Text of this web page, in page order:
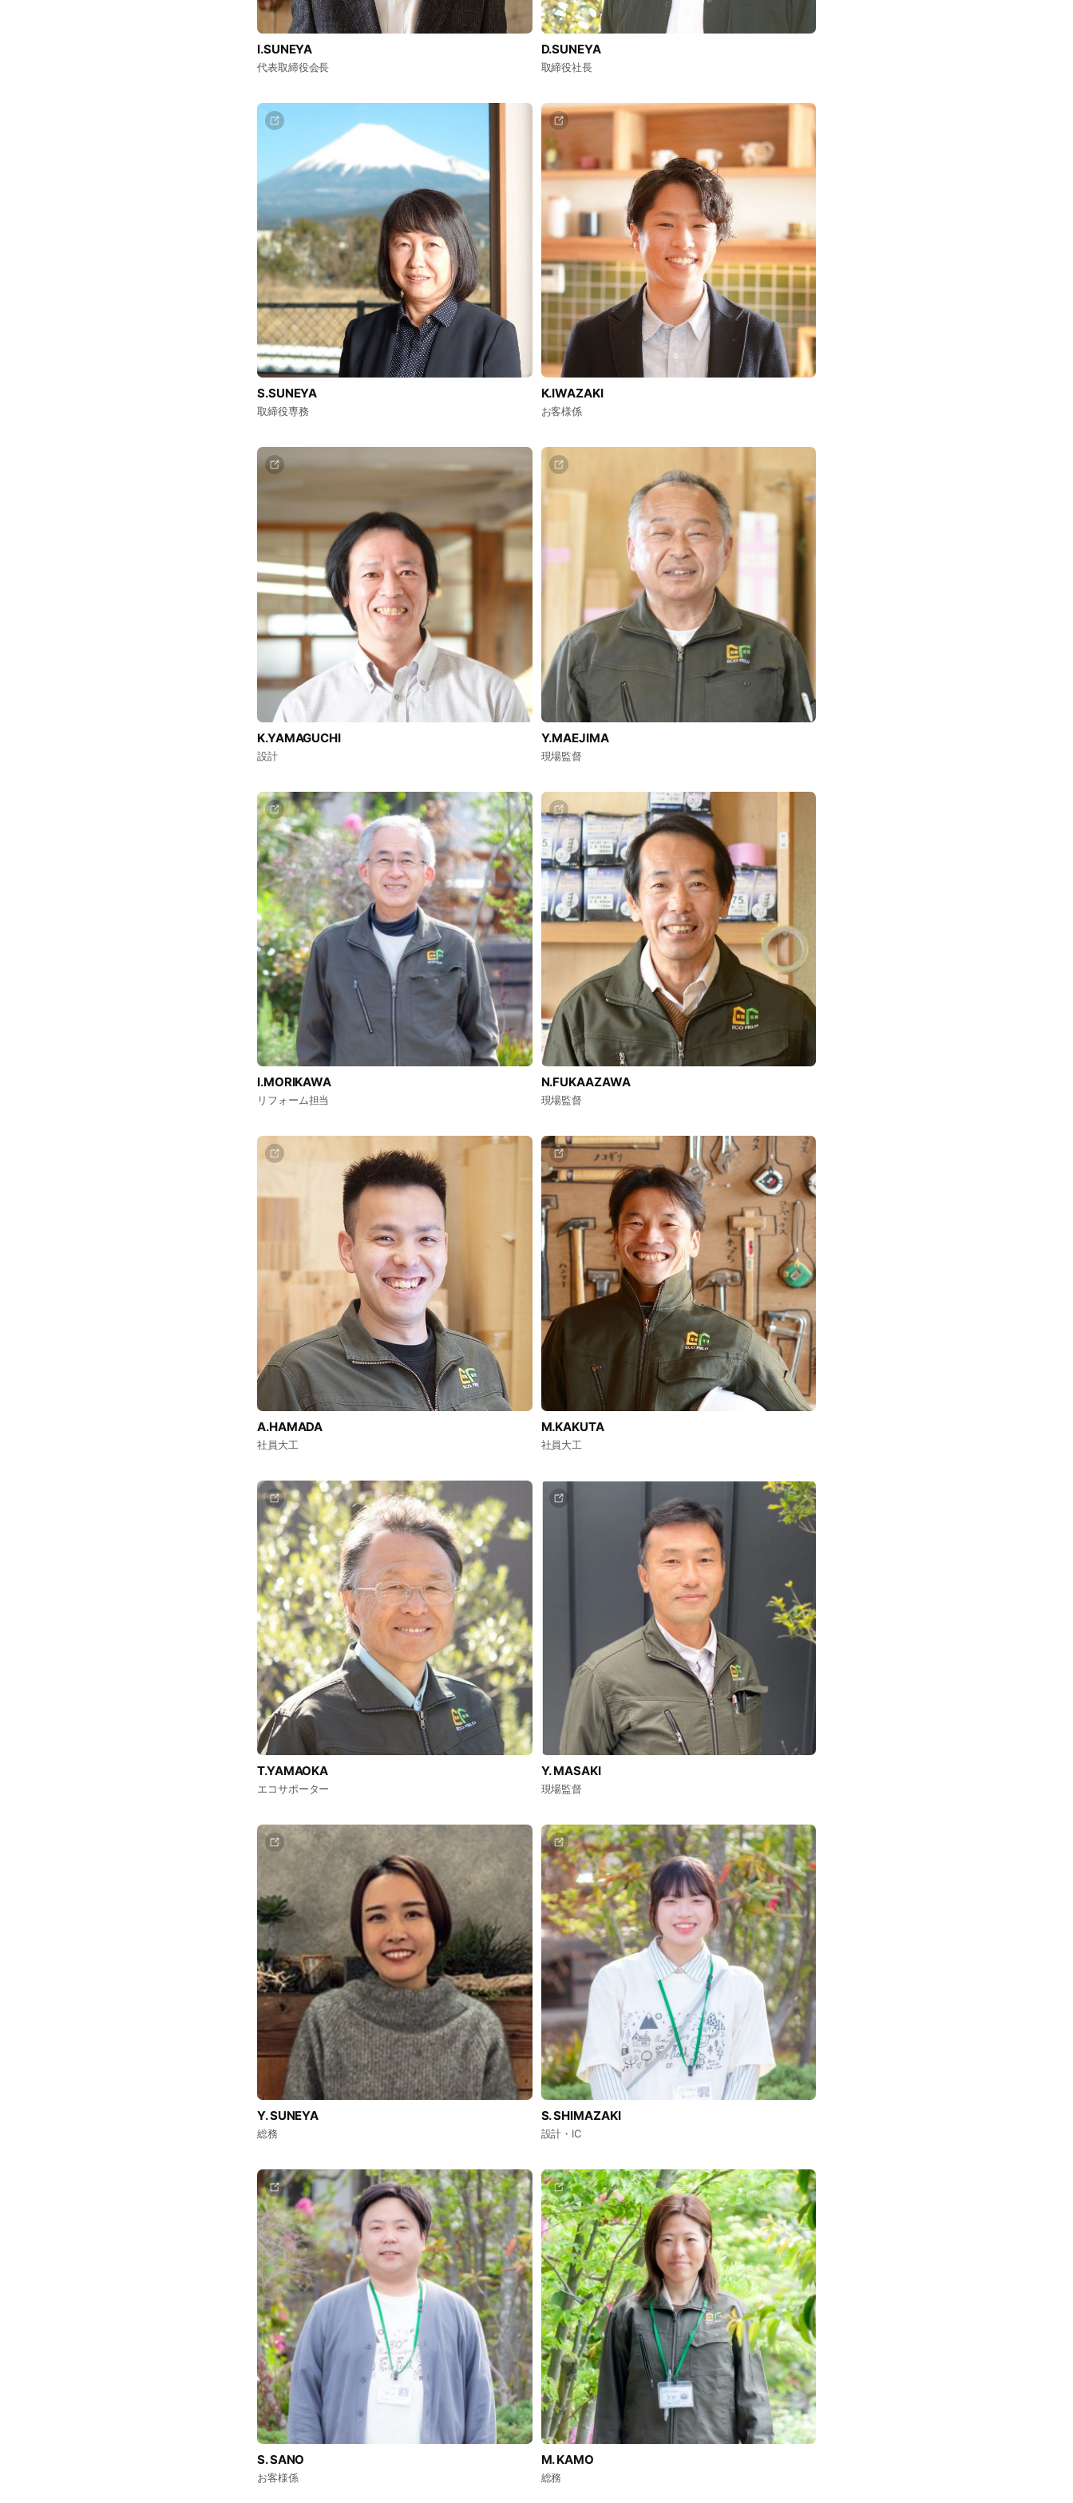
I.SUNEYA
代表取締役会長
D.SUNEYA
取締役社長
S.SUNEYA
取締役専務
K.IWAZAKI
お客様係
K.YAMAGUCHI
設計
Y.MAEJIMA
現場監督
I.MORIKAWA
リフォーム担当
N.FUKAAZAWA
現場監督
A.HAMADA
社員大工
M.KAKUTA
社員大工
T.YAMAOKA
エコサポーター
Y. MASAKI
現場監督
Y. SUNEYA
総務
S. SHIMAZAKI
設計・IC
S. SANO
お客様係
M. KAMO
総務